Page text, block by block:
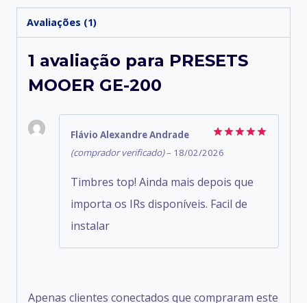
Avaliações (1)
1 avaliação para PRESETS
MOOER GE-200
Avaliação
de 5
Flávio Alexandre Andrade
(comprador verificado)– 18/02/2026
Timbres top! Ainda mais depois que
importa os IRs disponíveis. Facil de
instalar
Apenas clientes conectados que compraram este